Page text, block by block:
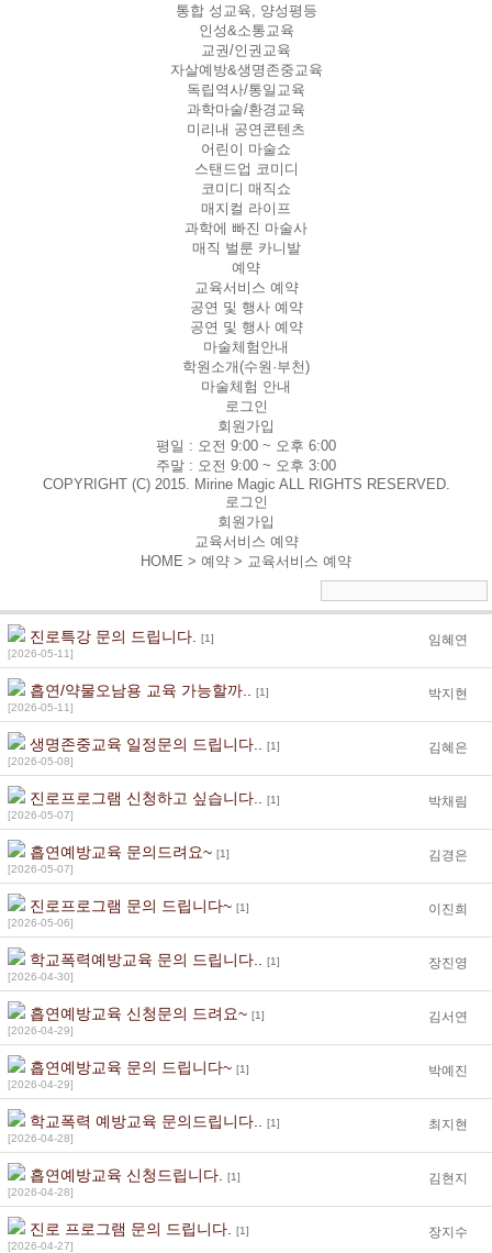
통합 성교육, 양성평등
인성&소통교육
교권/인권교육
자살예방&생명존중교육
독립역사/통일교육
과학마술/환경교육
미리내 공연콘텐츠
어린이 마술쇼
스탠드업 코미디
코미디 매직쇼
매지컬 라이프
과학에 빠진 마술사
매직 벌룬 카니발
예약
교육서비스 예약
공연 및 행사 예약
공연 및 행사 예약
마술체험안내
학원소개(수원·부천)
마술체험 안내
로그인
회원가입
평일 : 오전 9:00 ~ 오후 6:00
주말 : 오전 9:00 ~ 오후 3:00
COPYRIGHT (C) 2015. Mirine Magic ALL RIGHTS RESERVED.
로그인
회원가입
교육서비스 예약
HOME > 예약 > 교육서비스 예약
진로특강 문의 드립니다. [1]
[2026-05-11]
임혜연
흡연/약물오남용 교육 가능할까.. [1]
[2026-05-11]
박지현
생명존중교육 일정문의 드립니다.. [1]
[2026-05-08]
김혜은
진로프로그램 신청하고 싶습니다.. [1]
[2026-05-07]
박채림
흡연예방교육 문의드려요~ [1]
[2026-05-07]
김경은
진로프로그램 문의 드립니다~ [1]
[2026-05-06]
이진희
학교폭력예방교육 문의 드립니다.. [1]
[2026-04-30]
장진영
흡연예방교육 신청문의 드려요~ [1]
[2026-04-29]
김서연
흡연예방교육 문의 드립니다~ [1]
[2026-04-29]
박예진
학교폭력 예방교육 문의드립니다.. [1]
[2026-04-28]
최지현
흡연예방교육 신청드립니다. [1]
[2026-04-28]
김현지
진로 프로그램 문의 드립니다. [1]
[2026-04-27]
장지수